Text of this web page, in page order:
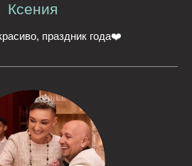
Ксения
праздник года❤️